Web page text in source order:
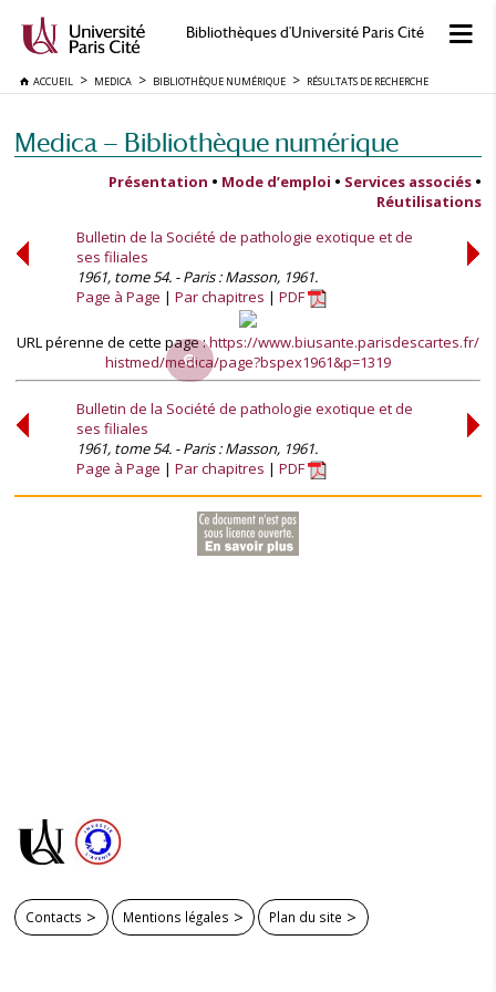
Bibliothèques d'Université Paris Cité
ACCUEIL MEDICA BIBLIOTHÈQUE NUMÉRIQUE RÉSULTATS DE RECHERCHE
Medica — Bibliothèque numérique
Présentation • Mode d’emploi • Services associés •
Réutilisations
Bulletin de la Société de pathologie exotique et de
ses filiales
1961, tome 54. - Paris : Masson, 1961.
Page à Page
Par chapitres PDF
URL pérenne de cette page :https://www.biusante.parisdescartes.fr/
histmed/medica/page?bspex1961&p=1319
Bulletin de la Société de pathologie exotique et de
ses filiales
1961, tome 54. - Paris : Masson, 1961.
Page à Page
Par chapitres PDF
Contacts Mentions légales Plan du site